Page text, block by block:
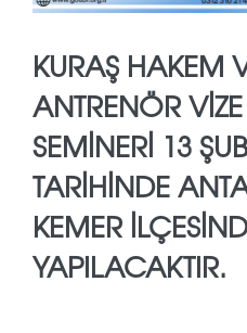
KURAŞ HAKEM
ANTRENÖR VİZE
SEMİNERİ 13
TARİHİNDE
KEMER
YAPILACAKTIR.